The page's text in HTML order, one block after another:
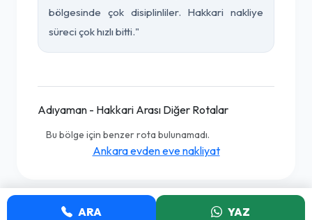
bölgesinde çok disiplinliler. Hakkari nakliye
süreci çok hızlı bitti."
Adıyaman - Hakkari Arası Diğer Rotalar
Bu bölge için benzer rota bulunamadı.
Ankara evden eve nakliyat
ARA YAZ